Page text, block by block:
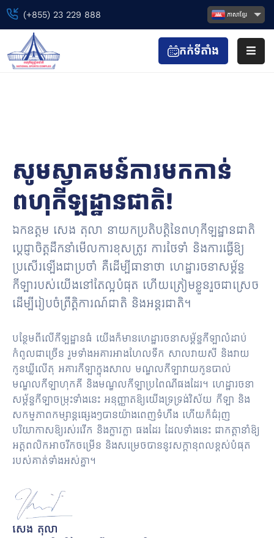
(+855) 23 229 888 ភាសាខ្មែរ
កក់ទីតាំង
ទំព័រ
ដើម
កម្ម
ទស្សនា
&
កំសាន្ត
ហាង
&
តូប
អាហារ
បរិក្ខារ
&
សេវា
កម្ម
សូមស្វាគមន៍ការមកកាន់
ពហុកីឡដ្ឋានជាតិ!
ឯកឧត្តម សេង តុលា នាយកប្រតិបត្តិ​នៃពហុកីឡដ្ឋានជាតិ
ប្តេជ្ញាចិត្តដឹកនាំមើលការខុសត្រូវ ការថែទាំ និងការធ្វើឱ្យ
ប្រសើរឡើងជាប្រចាំ គឺដើម្បីធានាថា ហេដ្ឋារចនាសម្ព័ន្ធ
កីឡារបស់យើងនៅតែល្អបំផុត ហើយត្រៀមខ្លួនរួចជាស្រេច
ដើម្បីរៀបចំព្រឹត្តិការណ៍ជាតិ និងអន្តរជាតិ។
បន្ថែមពីលើកីឡដ្ឋានធំ យើងក៏មានហេដ្ឋារចនាសម្ព័ន្ធកីឡាលំដាប់
កំពូលជាច្រើន រួមទាំងអគារអាងហែលទឹក សាលវាយសី និងវាយ
កូនឃ្លីលើតុ អគារកីឡាក្នុងសាល មណ្ឌលកីឡាវាយកូនបាល់
មណ្ឌលកីឡាហុកគី និងមណ្ឌលកីឡាប្រពៃណីផងដែរ។ ហេដ្ឋារចនា
សម្ព័ន្ធកីឡាចម្រុះទាំងនេះ អនុញ្ញាតឱ្យយើងទ្រទ្រង់វិស័យ កីឡា និង
សកម្មភាពកម្សាន្តផ្សេងៗបានយ៉ាងពេញទំហឹង ហើយក៏ជំរុញ
បរិយាកាសឱ្យរស់រវើក និងក្លាវក្លា ផងដែរ ដែលទាំងនេះ ជាកត្តានាំឱ្យ
អត្តពលិកអាចរីកចម្រើន និងសម្រេចបាននូវសក្តានុពលខ្ពស់បំផុត
របស់គាត់ទាំងអស់គ្នា។
សេង តុលា